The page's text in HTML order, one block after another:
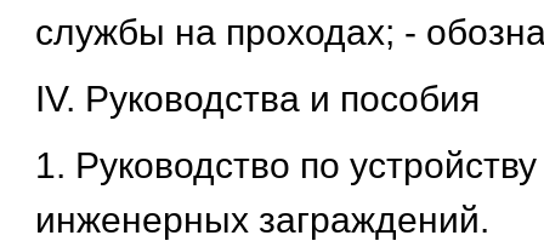
службы на проходах; -
IV. Руководства и пособия
1. Руководство по
инженерных заграждений.